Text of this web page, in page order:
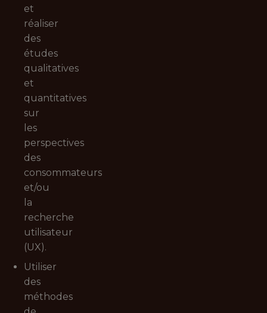
et
réaliser
des
études
qualitatives
et
quantitatives
sur
les
perspectives
des
consommateurs
et/ou
la
recherche
utilisateur
(UX).
Utiliser
des
méthodes